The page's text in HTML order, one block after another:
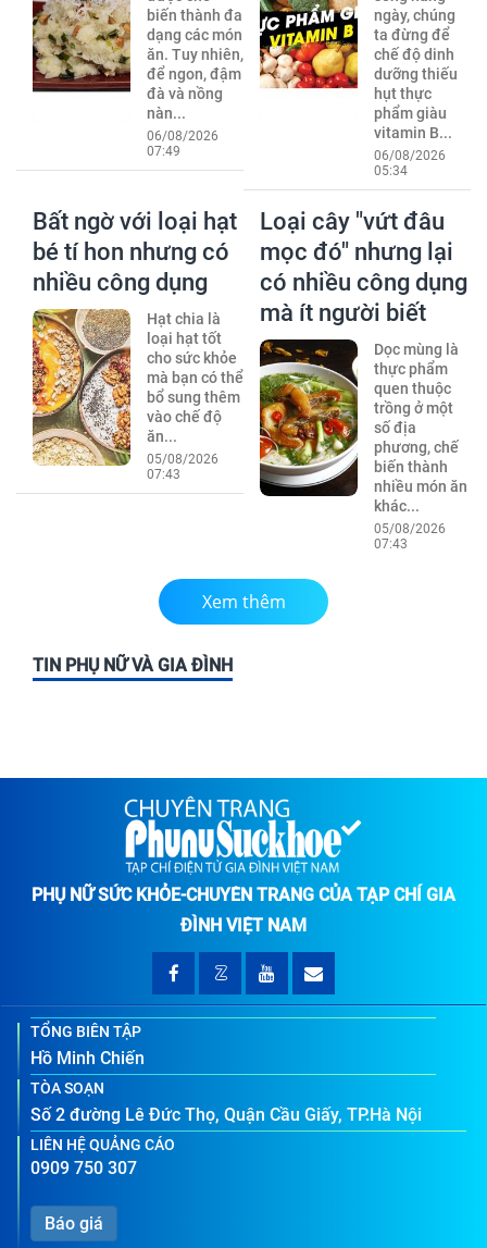
biến thành đa
dạng các món
ăn. Tuy nhiên,
để ngon, đậm
đà và nồng
nàn...
06/08/2026
07:49
ngày, chúng
ta đừng để
chế độ dinh
dưỡng thiếu
hụt thực
phẩm giàu
vitamin B...
06/08/2026
05:34
Bất ngờ với loại hạt
bé tí hon nhưng có
nhiều công dụng
Hạt chia là
loại hạt tốt
cho sức khỏe
mà bạn có thể
bổ sung thêm
vào chế độ
ăn...
05/08/2026
07:43
Loại cây "vứt đâu
mọc đó" nhưng lại
có nhiều công dụng
mà ít người biết
Dọc mùng là
thực phẩm
quen thuộc
trồng ở một
số địa
phương, chế
biến thành
nhiều món ăn
khác...
05/08/2026
07:43
Xem thêm
TIN PHỤ NỮ VÀ GIA ĐÌNH
PHỤ NỮ SỨC KHỎE-CHUYÊN TRANG CỦA TẠP CHÍ GIA
ĐÌNH VIỆT NAM
TỔNG BIÊN TẬP
Hồ Minh Chiến
TÒA SOẠN
Số 2 đường Lê Đức Thọ, Quận Cầu Giấy, TP.Hà Nội
LIÊN HỆ QUẢNG CÁO
0909 750 307
Báo giá